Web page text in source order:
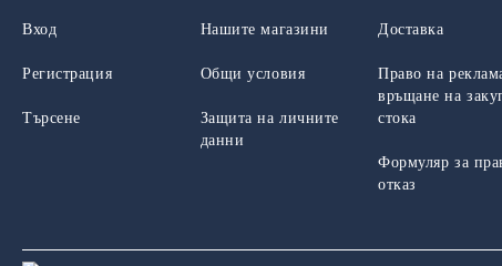
Вход
Регистрация
Търсене
Нашите магазини
Общи условия
Защита на личните
данни
Доставка
Право на
връщане на
стока
Формуляр за
отказ